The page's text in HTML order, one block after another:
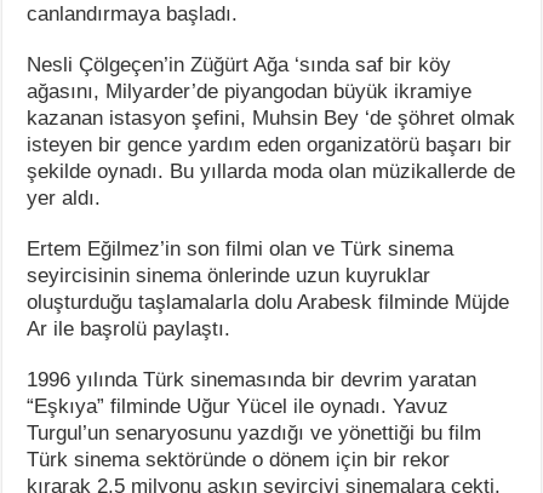
canlandırmaya başladı.
Nesli Çölgeçen’in Züğürt Ağa ‘sında saf bir köy
ağasını, Milyarder’de piyangodan büyük ikramiye
kazanan istasyon şefini, Muhsin Bey ‘de şöhret olmak
isteyen bir gence yardım eden organizatörü başarı bir
şekilde oynadı. Bu yıllarda moda olan müzikallerde de
yer aldı.
Ertem Eğilmez’in son filmi olan ve Türk sinema
seyircisinin sinema önlerinde uzun kuyruklar
oluşturduğu taşlamalarla dolu Arabesk filminde Müjde
Ar ile başrolü paylaştı.
1996 yılında Türk sinemasında bir devrim yaratan
“Eşkıya” filminde Uğur Yücel ile oynadı. Yavuz
Turgul’un senaryosunu yazdığı ve yönettiği bu film
Türk sinema sektöründe o dönem için bir rekor
kırarak 2,5 milyonu aşkın seyirciyi sinemalara çekti.